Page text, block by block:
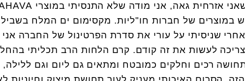
במוצרים של חברות חו"ליות. מקסימום ים המלח
שניסיתי על עורי את סדרת הפרטינול של החברה
צריכה לעשות את זה קודם. קרם הלחות הרב תכליתי
רכים וחלקים כמובטח ומתאים גם ליום וגם